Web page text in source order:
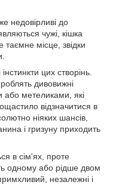
недовірливі до
чужі, кішка
місце, звідки
цих створінь.
дивовижні
або метеликами, які
відзначитися в
ніяких шансів,
і гризуну приходить
в сім'ях, проте
одному або рідше двом
незалежні і